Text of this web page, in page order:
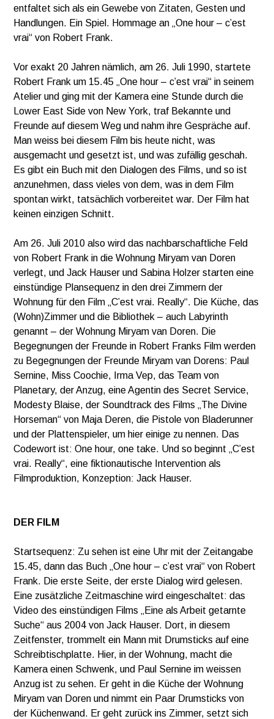
entfaltet sich als ein Gewebe von Zitaten, Gesten und
Handlungen. Ein Spiel. Hommage an „One hour – c’est
vrai“ von Robert Frank.
Vor exakt 20 Jahren nämlich, am 26. Juli 1990, startete
Robert Frank um 15.45 „One hour – c’est vrai“ in seinem
Atelier und ging mit der Kamera eine Stunde durch die
Lower East Side von New York, traf Bekannte und
Freunde auf diesem Weg und nahm ihre Gespräche auf.
Man weiss bei diesem Film bis heute nicht, was
ausgemacht und gesetzt ist, und was zufällig geschah.
Es gibt ein Buch mit den Dialogen des Films, und so ist
anzunehmen, dass vieles von dem, was in dem Film
spontan wirkt, tatsächlich vorbereitet war. Der Film hat
keinen einzigen Schnitt.
Am 26. Juli 2010 also wird das nachbarschaftliche Feld
von Robert Frank in die Wohnung Miryam van Doren
verlegt, und Jack Hauser und Sabina Holzer starten eine
einstündige Plansequenz in den drei Zimmern der
Wohnung für den Film „C’est vrai. Really“. Die Küche, das
(Wohn)Zimmer und die Bibliothek – auch Labyrinth
genannt – der Wohnung Miryam van Doren. Die
Begegnungen der Freunde in Robert Franks Film werden
zu Begegnungen der Freunde Miryam van Dorens: Paul
Sernine, Miss Coochie, Irma Vep, das Team von
Planetary, der Anzug, eine Agentin des Secret Service,
Modesty Blaise, der Soundtrack des Films „The Divine
Horseman“ von Maja Deren, die Pistole von Bladerunner
und der Plattenspieler, um hier einige zu nennen. Das
Codewort ist: One hour, one take. Und so beginnt „C’est
vrai. Really“, eine fiktionautische Intervention als
Filmproduktion, Konzeption: Jack Hauser.
DER FILM
Startsequenz: Zu sehen ist eine Uhr mit der Zeitangabe
15.45, dann das Buch „One hour – c’est vrai“ von Robert
Frank. Die erste Seite, der erste Dialog wird gelesen.
Eine zusätzliche Zeitmaschine wird eingeschaltet: das
Video des einstündigen Films „Eine als Arbeit getarnte
Suche“ aus 2004 von Jack Hauser. Dort, in diesem
Zeitfenster, trommelt ein Mann mit Drumsticks auf eine
Schreibtischplatte. Hier, in der Wohnung, macht die
Kamera einen Schwenk, und Paul Sernine im weissen
Anzug ist zu sehen. Er geht in die Küche der Wohnung
Miryam van Doren und nimmt ein Paar Drumsticks von
der Küchenwand. Er geht zurück ins Zimmer, setzt sich